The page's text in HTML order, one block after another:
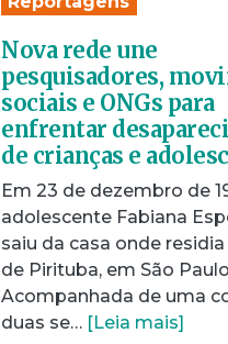
Nova rede une
pesquisadores,
sociais e ONGs para
enfrentar
de crianças e
Em 23 de dezembro de
adolescente Fabiana
saiu da casa onde
de Pirituba, em São
Acompanhada de uma
duas se… [Leia mais]